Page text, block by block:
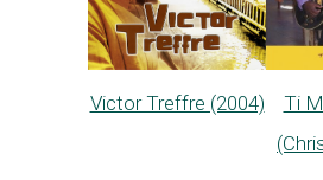
Victor Treffre (2004)
Ti